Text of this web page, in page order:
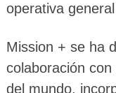
operativa
Mission + se ha
colaboración
del mundo,